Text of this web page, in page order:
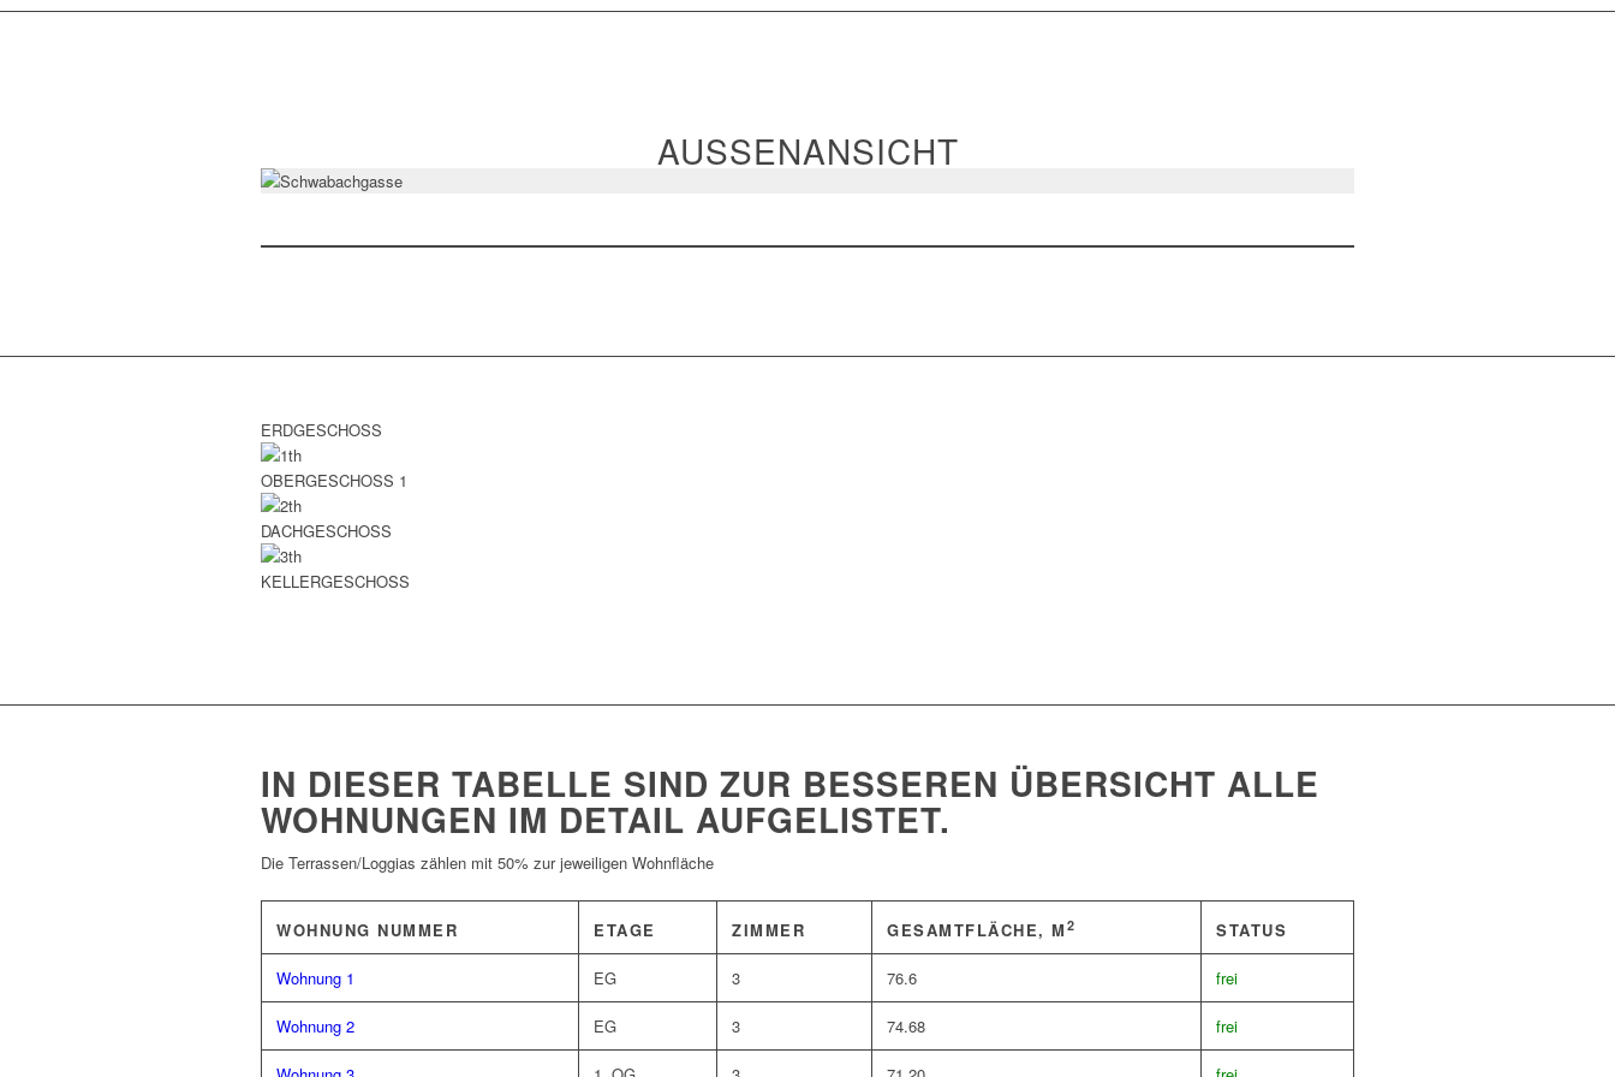
AUSSENANSICHT
ERDGESCHOSS
OBERGESCHOSS 1
DACHGESCHOSS
KELLERGESCHOSS
IN DIESER TABELLE SIND ZUR BESSEREN ÜBERSICHT ALLE
WOHNUNGEN IM DETAIL AUFGELISTET.
Die Terrassen/Loggias zählen mit 50% zur jeweiligen Wohnfläche
WOHNUNG NUMMER ETAGE ZIMMER GESAMTFLÄCHE, M 2 STATUS
Wohnung 1 EG 3 76.6 frei
Wohnung 2 EG 3 74.68 frei